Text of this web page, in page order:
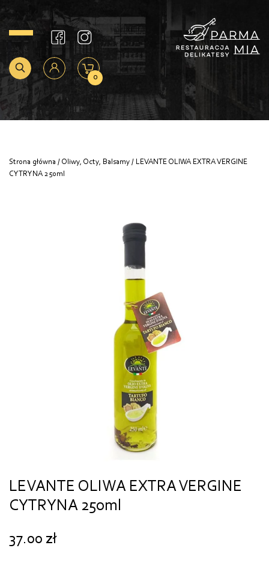
0
Strona główna / Oliwy, Octy, Balsamy / LEVANTE OLIWA EXTRA VERGINE
CYTRYNA 250ml
LEVANTE OLIWA EXTRA VERGINE
CYTRYNA 250ml
37.00 zł